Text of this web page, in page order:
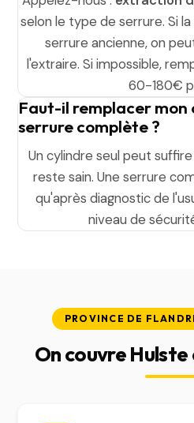
selon le type de serrure. Si
serrure ancienne, on
l'extraire. Si impossible,
60-180€
Faut-il remplacer mon
serrure complète ?
Un cylindre seul peut
reste sain. Une serrure
qu'après diagnostic de
niveau de
PROVINCE DE
On couvre